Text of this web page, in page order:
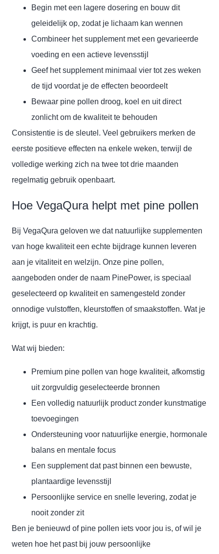
Begin met een lagere dosering en bouw dit
geleidelijk op, zodat je lichaam kan wennen
Combineer het supplement met een gevarieerde
voeding en een actieve levensstijl
Geef het supplement minimaal vier tot zes weken
de tijd voordat je de effecten beoordeelt
Bewaar pine pollen droog, koel en uit direct
zonlicht om de kwaliteit te behouden
Consistentie is de sleutel. Veel gebruikers merken de
eerste positieve effecten na enkele weken, terwijl de
volledige werking zich na twee tot drie maanden
regelmatig gebruik openbaart.
Hoe VegaQura helpt met pine pollen
Bij VegaQura geloven we dat natuurlijke supplementen
van hoge kwaliteit een echte bijdrage kunnen leveren
aan je vitaliteit en welzijn. Onze pine pollen,
aangeboden onder de naam PinePower, is speciaal
geselecteerd op kwaliteit en samengesteld zonder
onnodige vulstoffen, kleurstoffen of smaakstoffen. Wat je
krijgt, is puur en krachtig.
Wat wij bieden:
Premium pine pollen van hoge kwaliteit, afkomstig
uit zorgvuldig geselecteerde bronnen
Een volledig natuurlijk product zonder kunstmatige
toevoegingen
Ondersteuning voor natuurlijke energie, hormonale
balans en mentale focus
Een supplement dat past binnen een bewuste,
plantaardige levensstijl
Persoonlijke service en snelle levering, zodat je
nooit zonder zit
Ben je benieuwd of pine pollen iets voor jou is, of wil je
weten hoe het past bij jouw persoonlijke